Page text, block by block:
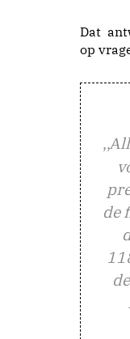
Dat
op
,,A
de